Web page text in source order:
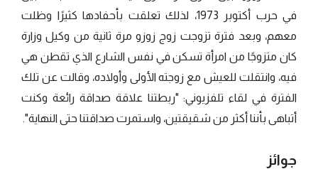
في حرب أكتوبر 1973، لذلك تعلقت بأحفادها كثيرًا وظلت
معهم، وبعد فترة تزوجت زوج زوزو مرة ثانية من وكيل وزارة
كان متزوجًا من امرأة تسكن في نفس الشارع الذي تقطن هي
فيه، وانتقلت للعيش مع زوجته الأولى وأولاده، وقالت عن تلك
الفترة في لقاء تلفزيوني: "ربطتنا علاقة صداقة رائعة وكنت
أتباهى بأننا أكثر من شقيقتين، واستمرت صداقتنا حتى النهاية".
جوائز